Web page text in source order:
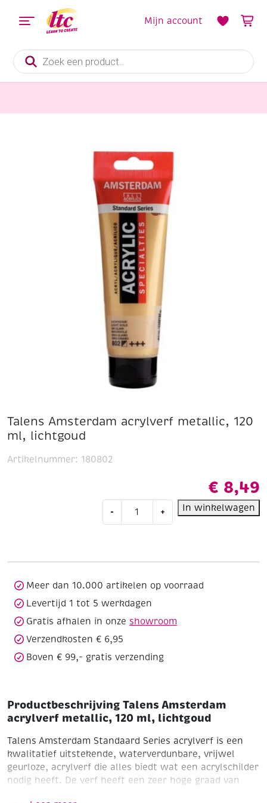
Producten
zoeken
Mijn account
Talens Amsterdam acrylverf metallic, 120
ml, lichtgoud
€ 8,49
-
Amsterdam
lichtgoud
+ In winkelwagen
Artikelnummer: 180802
Meer dan 10.000 artikelen op voorraad
Levertijd 1 tot 5 werkdagen
Gratis afhalen in onze showroom
Verzendkosten € 6,95
Boven € 99,- gratis verzending
Productbeschrijving Talens Amsterdam
acrylverf metallic, 120 ml, lichtgoud
Talens Amsterdam Standaard Series acrylverf is een
kwalitatief uitstekende, waterverdunbare, vrijwel
geurloze, acrylverf die alles biedt wat een acrylschilder
nodig heeft. De verf heeft een zeer hoge graad van